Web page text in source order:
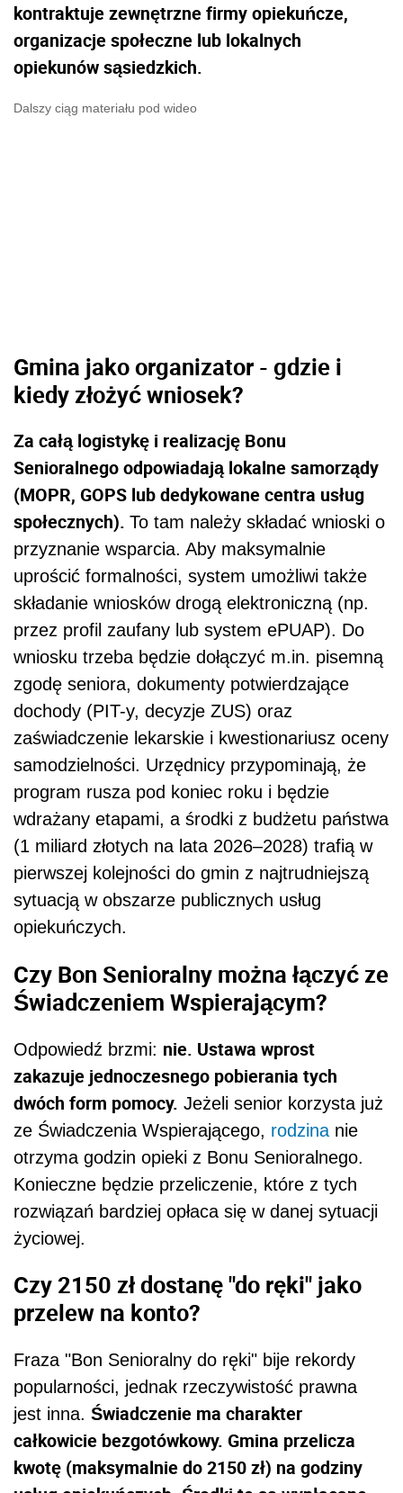
kontraktuje zewnętrzne firmy opiekuńcze,
organizacje społeczne lub lokalnych
opiekunów sąsiedzkich.
Dalszy ciąg materiału pod wideo
Gmina jako organizator - gdzie i
kiedy złożyć wniosek?
Za całą logistykę i realizację Bonu
Senioralnego odpowiadają lokalne samorządy
(MOPR, GOPS lub dedykowane centra usług
społecznych). To tam należy składać wnioski o
przyznanie wsparcia. Aby maksymalnie
uprościć formalności, system umożliwi także
składanie wniosków drogą elektroniczną (np.
przez profil zaufany lub system ePUAP). Do
wniosku trzeba będzie dołączyć m.in. pisemną
zgodę seniora, dokumenty potwierdzające
dochody (PIT-y, decyzje ZUS) oraz
zaświadczenie lekarskie i kwestionariusz oceny
samodzielności. Urzędnicy przypominają, że
program rusza pod koniec roku i będzie
wdrażany etapami, a środki z budżetu państwa
(1 miliard złotych na lata 2026–2028) trafią w
pierwszej kolejności do gmin z najtrudniejszą
sytuacją w obszarze publicznych usług
opiekuńczych.
Czy Bon Senioralny można łączyć ze
Świadczeniem Wspierającym?
Odpowiedź brzmi: nie. Ustawa wprost
zakazuje jednoczesnego pobierania tych
dwóch form pomocy. Jeżeli senior korzysta już
ze Świadczenia Wspierającego, rodzina nie
otrzyma godzin opieki z Bonu Senioralnego.
Konieczne będzie przeliczenie, które z tych
rozwiązań bardziej opłaca się w danej sytuacji
życiowej.
Czy 2150 zł dostanę "do ręki" jako
przelew na konto?
Fraza "Bon Senioralny do ręki" bije rekordy
popularności, jednak rzeczywistość prawna
jest inna. Świadczenie ma charakter
całkowicie bezgotówkowy. Gmina przelicza
kwotę (maksymalnie do 2150 zł) na godziny